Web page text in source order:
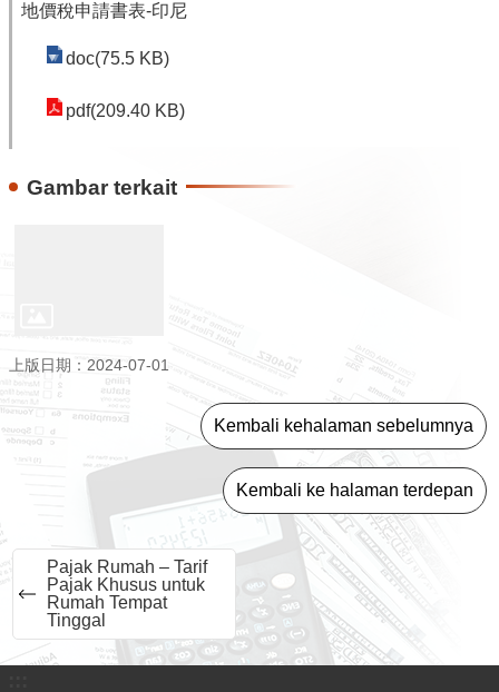
Pemerintah
Kota
地價稅申請書表-印尼
doc(75.5 KB)
pdf(209.40 KB)
Gambar terkait
上版日期：2024-07-01
Kembali kehalaman sebelumnya
Kembali ke halaman terdepan
Pajak Rumah – Tarif
Pajak Khusus untuk
Rumah Tempat
Tinggal